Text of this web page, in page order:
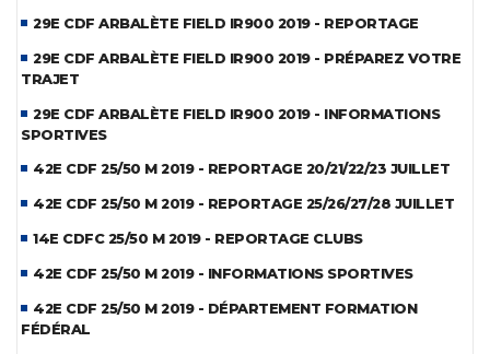
29E CDF ARBALÈTE FIELD IR900 2019 - REPORTAGE
29E CDF ARBALÈTE FIELD IR900 2019 - PRÉPAREZ VOTRE
TRAJET
29E CDF ARBALÈTE FIELD IR900 2019 - INFORMATIONS
SPORTIVES
42E CDF 25/50 M 2019 - REPORTAGE 20/21/22/23 JUILLET
42E CDF 25/50 M 2019 - REPORTAGE 25/26/27/28 JUILLET
14E CDFC 25/50 M 2019 - REPORTAGE CLUBS
42E CDF 25/50 M 2019 - INFORMATIONS SPORTIVES
42E CDF 25/50 M 2019 - DÉPARTEMENT FORMATION
FÉDÉRAL